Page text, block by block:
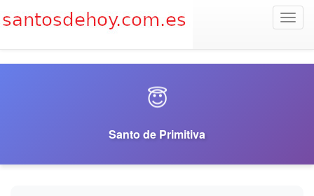
😇
Santo de Primitiva